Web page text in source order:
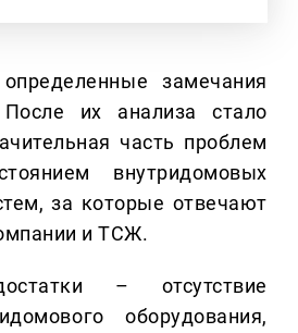
замечания
их анализа стало
часть проблем
внутридомовых
за которые отвечают
и ТСЖ.
– отсутствие
оборудования,